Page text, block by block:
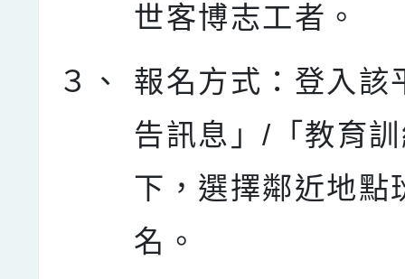
世客博志工者。
３、
報名方式：登入該
告訊息」/「教育
下，選擇鄰近地點
名。